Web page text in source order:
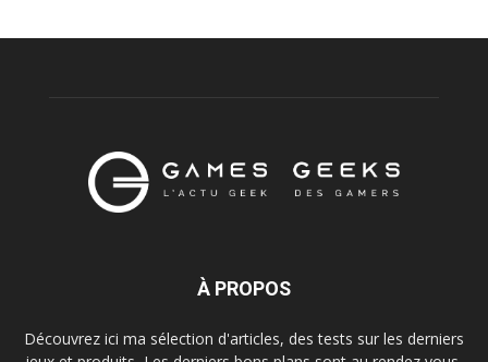
À PROPOS
Découvrez ici ma sélection d'articles, des tests sur les derniers